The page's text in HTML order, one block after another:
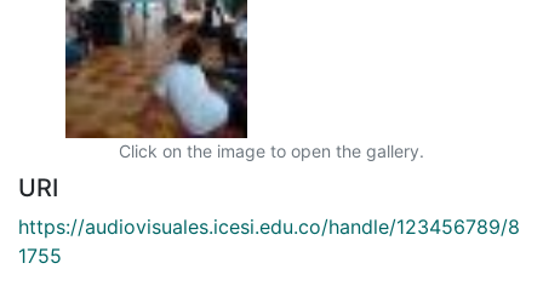
Click on the image to open the gallery.
URI
https://audiovisuales.icesi.edu.co/handle/123456789/8
1755